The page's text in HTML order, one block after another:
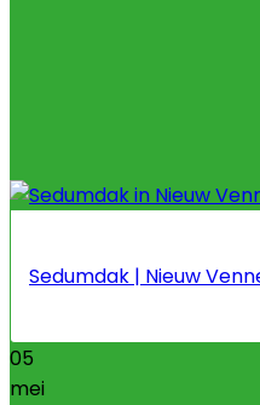
Sedumdak | Nieuw
05
mei